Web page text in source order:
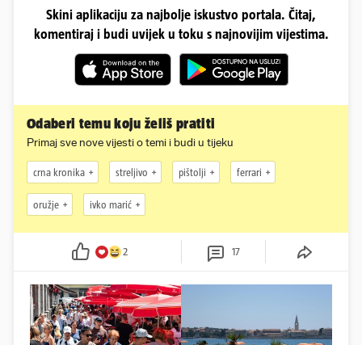
Skini aplikaciju za najbolje iskustvo portala. Čitaj,
komentiraj i budi uvijek u toku s najnovijim vijestima.
Odaberi temu koju želiš pratiti
Primaj sve nove vijesti o temi i budi u tijeku
crna kronika streljivo pištolji ferrari
oružje ivko marić
2 17